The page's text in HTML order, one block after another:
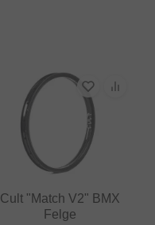
Cult "Match V2" BMX
Felge